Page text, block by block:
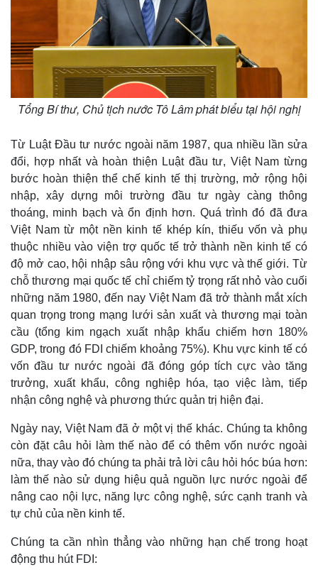
Thế giới
Quan sát
Cuộc sống đó đây
Hồ sơ
Multimedia
Video
Ảnh
E-Magazine
Infographic
Tổng Bí thư, Chủ tịch nước Tô Lâm phát biểu tại hội nghị
Từ Luật Đầu tư nước ngoài năm 1987, qua nhiều lần sửa
đổi, hợp nhất và hoàn thiện Luật đầu tư, Việt Nam từng
bước hoàn thiện thể chế kinh tế thị trường, mở rộng hội
nhập, xây dựng môi trường đầu tư ngày càng thông
thoáng, minh bạch và ổn định hơn. Quá trình đó đã đưa
Việt Nam từ một nền kinh tế khép kín, thiếu vốn và phụ
thuộc nhiều vào viện trợ quốc tế trở thành nền kinh tế có
độ mở cao, hội nhập sâu rộng với khu vực và thế giới. Từ
chỗ thương mại quốc tế chỉ chiếm tỷ trọng rất nhỏ vào cuối
những năm 1980, đến nay Việt Nam đã trở thành mắt xích
quan trọng trong mạng lưới sản xuất và thương mại toàn
cầu (tổng kim ngạch xuất nhập khẩu chiếm hơn 180%
GDP, trong đó FDI chiếm khoảng 75%). Khu vực kinh tế có
vốn đầu tư nước ngoài đã đóng góp tích cực vào tăng
trưởng, xuất khẩu, công nghiệp hóa, tạo việc làm, tiếp
nhận công nghệ và phương thức quản trị hiện đại.
Ngày nay, Việt Nam đã ở một vị thế khác. Chúng ta không
còn đặt câu hỏi làm thế nào để có thêm vốn nước ngoài
nữa, thay vào đó chúng ta phải trả lời câu hỏi hóc búa hơn:
làm thế nào sử dụng hiệu quả nguồn lực nước ngoài để
nâng cao nội lực, năng lực công nghệ, sức cạnh tranh và
tự chủ của nền kinh tế.
Chúng ta cần nhìn thẳng vào những hạn chế trong hoạt
động thu hút FDI: